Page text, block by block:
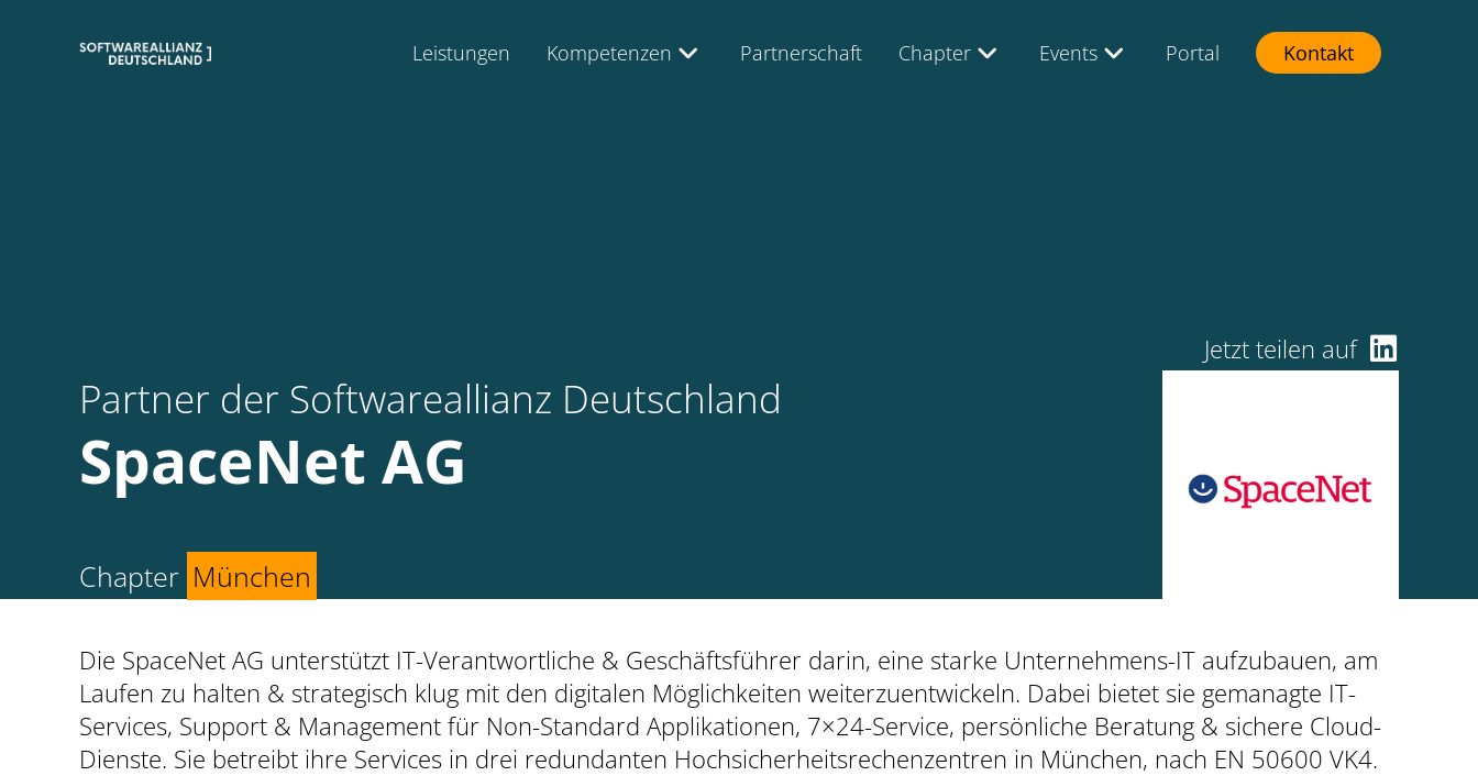
Leistungen Kompetenzen Partnerschaft Chapter Events Portal Kontakt
Partner der Softwareallianz Deutschland
SpaceNet AG
Chapter München
Jetzt teilen auf
Die SpaceNet AG unterstützt IT-Verantwortliche & Geschäftsführer darin, eine starke Unternehmens-IT aufzubauen, am
Laufen zu halten & strategisch klug mit den digitalen Möglichkeiten weiterzuentwickeln. Dabei bietet sie gemanagte IT-
Services, Support & Management für Non-Standard Applikationen, 7×24-Service, persönliche Beratung & sichere Cloud-
Dienste. Sie betreibt ihre Services in drei redundanten Hochsicherheitsrechenzentren in München, nach EN 50600 VK4.